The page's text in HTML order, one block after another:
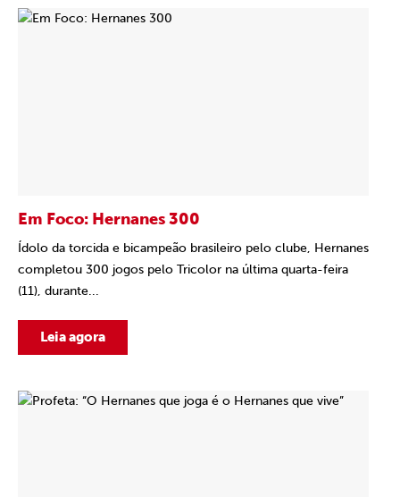
Em Foco: Hernanes 300
Ídolo da torcida e bicampeão brasileiro pelo clube, Hernanes
completou 300 jogos pelo Tricolor na última quarta-feira
(11), durante...
Leia agora